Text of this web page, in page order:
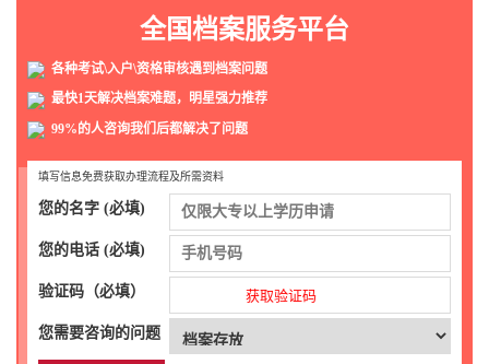
全国档案服务平台
各种考试\入户\资格审核遇到档案问题
最快1天解决档案难题，明星强力推荐
99%的人咨询我们后都解决了问题
填写信息免费获取办理流程及所需资料
您的名字 (必填)
您的电话 (必填)
验证码（必填） 获取验证码
您需要咨询的问题